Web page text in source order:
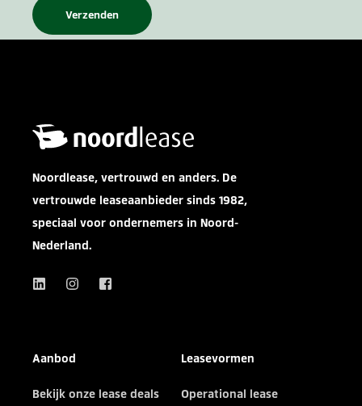
Noordlease, vertrouwd en anders. De
vertrouwde leaseaanbieder sinds 1982,
speciaal voor ondernemers in Noord-
Nederland.
Aanbod
Bekijk onze lease deals
Leasevormen
Operational lease